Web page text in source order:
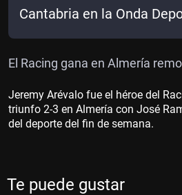
Cantabria en la Onda
El Racing gana en Almería
Jeremy Arévalo fue el héroe del
triunfo 2-3 en Almería con José
del deporte del fin de semana.
Te puede gustar